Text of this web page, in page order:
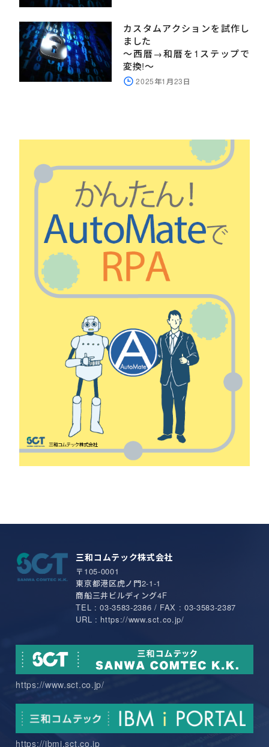
カスタムアクションを試作し
ました
～西暦→和暦を1ステップで
変換!～
2025年1月23日
三和コムテック株式会社
〒105-0001
東京都港区虎ノ門2-1-1
商船三井ビルディング4F
TEL : 03-3583-2386 / FAX : 03-3583-2387
URL : https://www.sct.co.jp/
https://www.sct.co.jp/
https://ibmi.sct.co.jp